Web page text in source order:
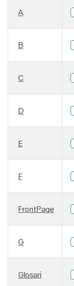
A
B
C
D
E
F
FrontPage
G
Glosari